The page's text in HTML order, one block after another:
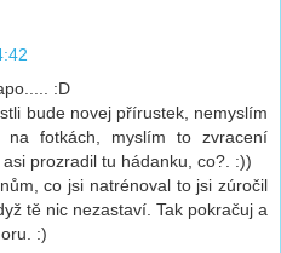
:D
bude novej přírustek, nemyslím
fotkách, myslím to zvracení
prozradil tu hádanku, co?. :))
co jsi natrénoval to jsi zúročil
tě nic nezastaví. Tak pokračuj a
:)